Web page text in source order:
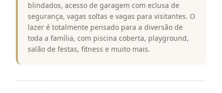
blindados, acesso de garagem com eclusa de
segurança, vagas soltas e vagas para visitantes. O
lazer é totalmente pensado para a diversão de
toda a família, com piscina coberta, playground,
salão de festas, fitness e muito mais.